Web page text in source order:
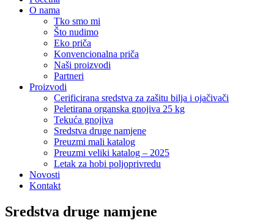
O nama
Tko smo mi
Što nudimo
Eko priča
Konvencionalna priča
Naši proizvodi
Partneri
Proizvodi
Cerificirana sredstva za zašitu bilja i ojačivači
Peletirana organska gnojiva 25 kg
Tekuća gnojiva
Sredstva druge namjene
Preuzmi mali katalog
Preuzmi veliki katalog – 2025
Letak za hobi poljoprivredu
Novosti
Kontakt
Sredstva druge namjene